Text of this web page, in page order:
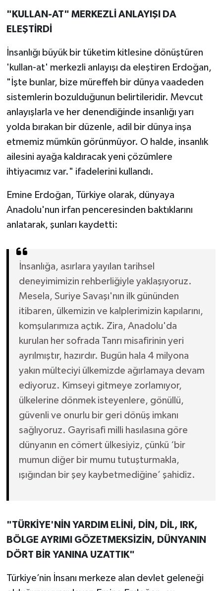
"KULLAN-AT" MERKEZLİ ANLAYIŞI DA
ELEŞTİRDİ
İnsanlığı büyük bir tüketim kitlesine dönüştüren
'kullan-at' merkezli anlayışı da eleştiren Erdoğan,
"İşte bunlar, bize müreffeh bir dünya vaadeden
sistemlerin bozulduğunun belirtileridir. Mevcut
anlayışlarla ve her denendiğinde insanlığı yarı
yolda bırakan bir düzenle, adil bir dünya inşa
etmemiz mümkün görünmüyor. O halde, insanlık
ailesini ayağa kaldıracak yeni çözümlere
ihtiyacımız var." ifadelerini kullandı.
Emine Erdoğan, Türkiye olarak, dünyaya
Anadolu'nun irfan penceresinden baktıklarını
anlatarak, şunları kaydetti:
İnsanlığa, asırlara yayılan tarihsel
deneyimimizin rehberliğiyle yaklaşıyoruz.
Mesela, Suriye Savaşı'nın ilk gününden
itibaren, ülkemizin ve kalplerimizin kapılarını,
komşularımıza açtık. Zira, Anadolu'da
kurulan her sofrada Tanrı misafirinin yeri
ayrılmıştır, hazırdır. Bugün hala 4 milyona
yakın mülteciyi ülkemizde ağırlamaya devam
ediyoruz. Kimseyi gitmeye zorlamıyor,
ülkelerine dönmek isteyenlere, gönüllü,
güvenli ve onurlu bir geri dönüş imkanı
sağlıyoruz. Gayrisafi milli hasılasına göre
dünyanın en cömert ülkesiyiz, çünkü ‘bir
mumun diğer bir mumu tutuşturmakla,
ışığından bir şey kaybetmediğine’ şahidiz.
"TÜRKİYE'NİN YARDIM ELİNİ, DİN, DİL, IRK,
BÖLGE AYRIMI GÖZETMEKSİZİN, DÜNYANIN
DÖRT BİR YANINA UZATTIK"
Türkiye’nin İnsanı merkeze alan devlet geleneği